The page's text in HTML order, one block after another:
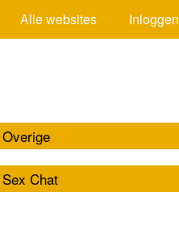
Alle websites Inloggen
Overige
Sex Chat